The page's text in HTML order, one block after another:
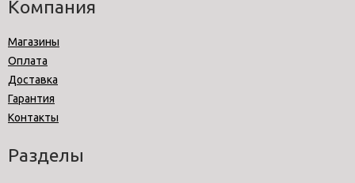
Компания
Магазины
Оплата
Доставка
Гарантия
Контакты
Разделы